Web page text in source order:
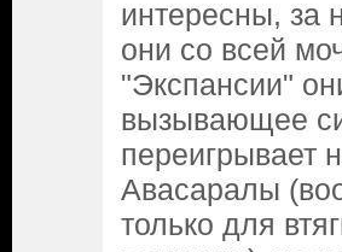
интересны, за
они со всей
"Экспансии"
вызывающее
переигрывает
Авасаралы
только для